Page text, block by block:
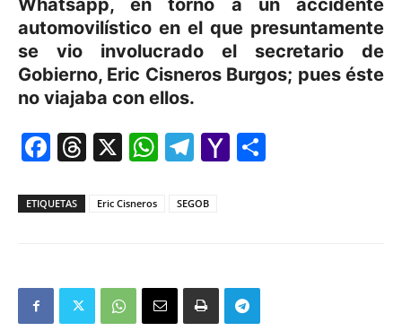
Whatsapp, en torno a un accidente
automovilístico en el que presuntamente
se vio involucrado el secretario de
Gobierno, Eric Cisneros Burgos; pues éste
no viajaba con ellos.
Facebook
Threads
X WhatsApp
Telegram
Yahoo
ETIQUETAS Eric Cisneros SEGOB